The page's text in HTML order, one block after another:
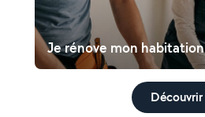
Je rénove mon habitation
Découvrir